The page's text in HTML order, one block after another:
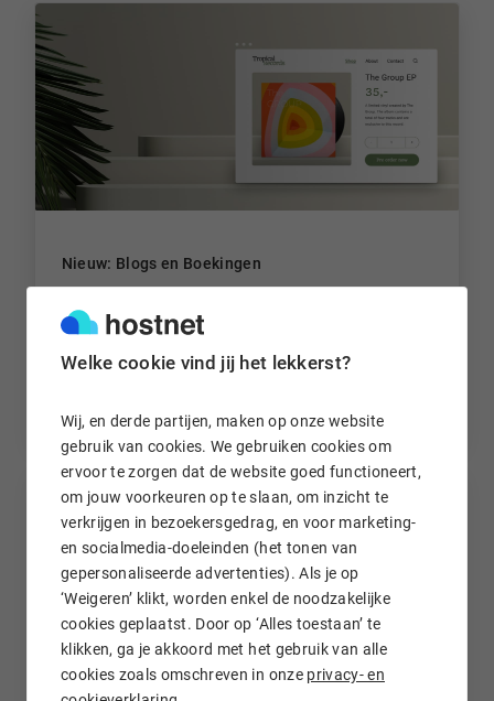
Welke cookie vind jij het lekkerst?
Wij, en derde partijen, maken op onze website
gebruik van cookies. We gebruiken cookies om
ervoor te zorgen dat de website goed functioneert,
om jouw voorkeuren op te slaan, om inzicht te
verkrijgen in bezoekersgedrag, en voor marketing-
en socialmedia-doeleinden (het tonen van
gepersonaliseerde advertenties). Als je op
‘Weigeren’ klikt, worden enkel de noodzakelijke
cookies geplaatst. Door op ‘Alles toestaan’ te
klikken, ga je akkoord met het gebruik van alle
cookies zoals omschreven in onze privacy- en
Nieuw: Blogs en Boekingen
zijn, én laat je klanten gemakkelijk online een